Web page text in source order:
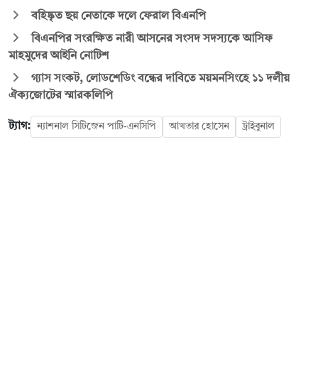
বহিষ্কৃত ছয় নেতাকে দলে ফেরাল বিএনপি
বিএনপির সংরক্ষিত নারী আসনের সংসদ সদস্যকে আসিফ
মাহমুদের আইনি নোটিশ
গ্যাস সংকট, লোডশেডিং বন্ধের দাবিতে ময়মনসিংহে ১১ দলীয়
ঐক্যজোটের স্মারকলিপি
ট্যাগ: ন্যাশনাল সিটিজেন পার্টি-এনসিপি আখতার হোসেন ট্রাইবুনাল